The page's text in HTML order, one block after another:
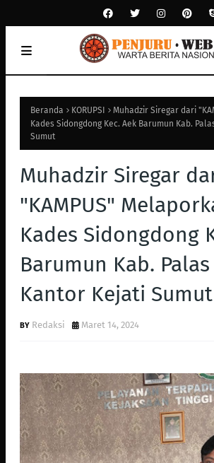
Beranda KORUPSI
Muhadzir Siregar dari
Kades Sidongdong Kec. Aek Barumun Kab.
Sumut
Muhadzir Siregar
"KAMPUS"
Kades Sidongdong
Barumun Kab. Palas
Kantor Kejati Sumut
Redaksi Maret 14, 2024